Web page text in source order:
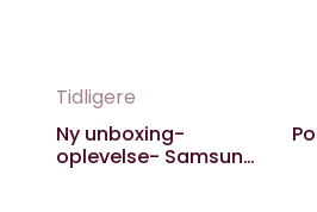
Tidligere
Ny unboxing-
oplevelse- Samsung